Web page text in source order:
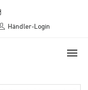
Händler-Login